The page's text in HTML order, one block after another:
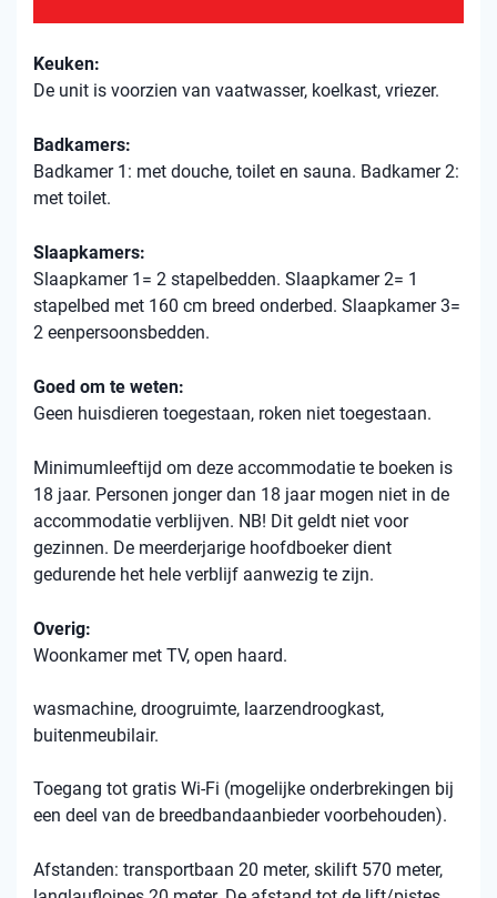
Keuken:
De unit is voorzien van vaatwasser, koelkast, vriezer.
Badkamers:
Badkamer 1: met douche, toilet en sauna. Badkamer 2:
met toilet.
Slaapkamers:
Slaapkamer 1= 2 stapelbedden. Slaapkamer 2= 1
stapelbed met 160 cm breed onderbed. Slaapkamer 3=
2 eenpersoonsbedden.
Goed om te weten:
Geen huisdieren toegestaan, roken niet toegestaan.
Minimumleeftijd om deze accommodatie te boeken is
18 jaar. Personen jonger dan 18 jaar mogen niet in de
accommodatie verblijven. NB! Dit geldt niet voor
gezinnen. De meerderjarige hoofdboeker dient
gedurende het hele verblijf aanwezig te zijn.
Overig:
Woonkamer met TV, open haard.
wasmachine, droogruimte, laarzendroogkast,
buitenmeubilair.
Toegang tot gratis Wi-Fi (mogelijke onderbrekingen bij
een deel van de breedbandaanbieder voorbehouden).
Afstanden: transportbaan 20 meter, skilift 570 meter,